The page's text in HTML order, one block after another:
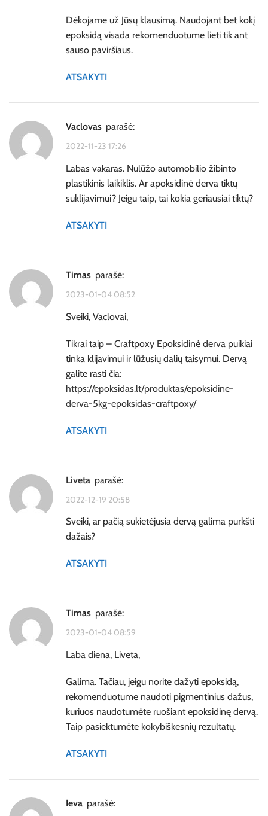
Dėkojame už Jūsų klausimą. Naudojant bet kokį
epoksidą visada rekomenduotume lieti tik ant
sauso paviršiaus.
ATSAKYTI
Vaclovas parašė:
2022-11-23 17:26
Labas vakaras. Nulūžo automobilio žibinto
plastikinis laikiklis. Ar apoksidinė derva tiktų
suklijavimui? Jeigu taip, tai kokia geriausiai tiktų?
ATSAKYTI
timas parašė:
2023-01-04 08:52
Sveiki, Vaclovai,
Tikrai taip – Craftpoxy Epoksidinė derva puikiai
tinka klijavimui ir lūžusių dalių taisymui. Dervą
galite rasti čia:
https://epoksidas.lt/produktas/epoksidine-
derva-5kg-epoksidas-craftpoxy/
ATSAKYTI
Liveta parašė:
2022-12-19 20:58
Sveiki, ar pačią sukietėjusia dervą galima purkšti
dažais?
ATSAKYTI
timas parašė:
2023-01-04 08:59
Laba diena, Liveta,
Galima. Tačiau, jeigu norite dažyti epoksidą,
rekomenduotume naudoti pigmentinius dažus,
kuriuos naudotumėte ruošiant epoksidinę dervą.
Taip pasiektumėte kokybiškesnių rezultatų.
ATSAKYTI
Ieva parašė: